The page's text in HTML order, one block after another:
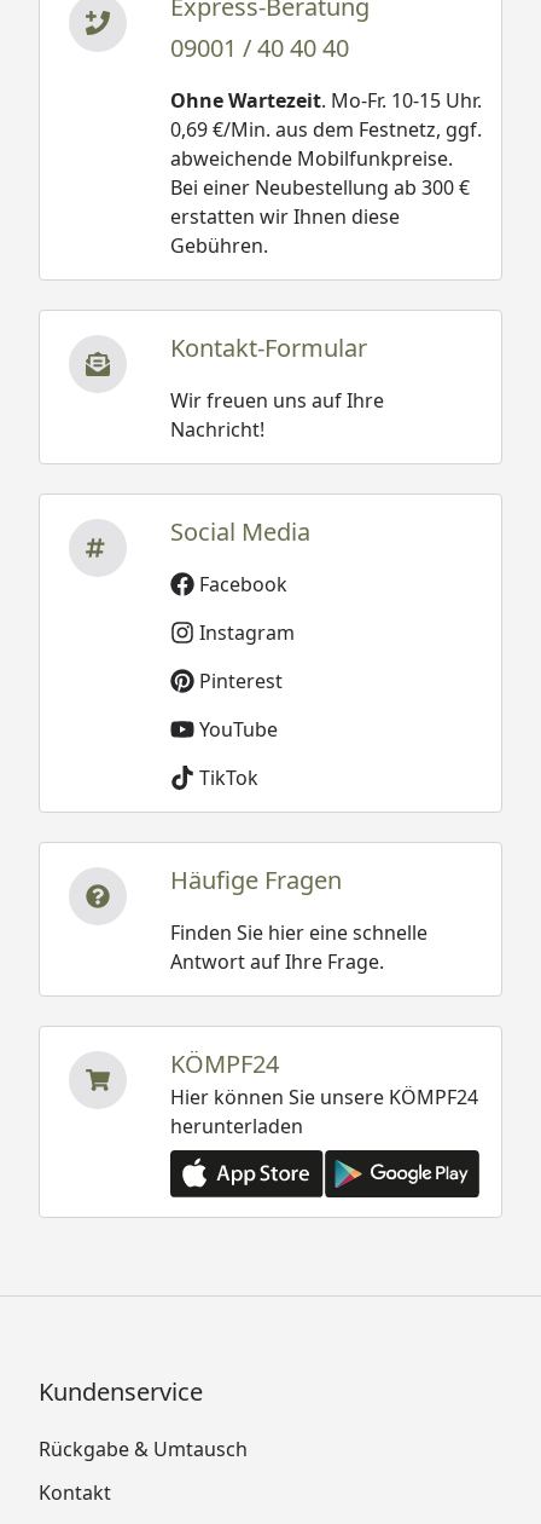
09001 / 40 40 40
Ohne Wartezeit. Mo-Fr. 10-15 Uhr.
0,69 €/Min. aus dem Festnetz, ggf.
abweichende Mobilfunkpreise.
Bei einer Neubestellung ab 300 €
erstatten wir Ihnen diese
Gebühren.
Kontakt-Formular
Wir freuen uns auf Ihre
Nachricht!
Social Media
Facebook
Instagram
Pinterest
YouTube
TikTok
Häufige Fragen
Finden Sie hier eine schnelle
Antwort auf Ihre Frage.
KÖMPF24
Hier können Sie unsere KÖMPF24
herunterladen
Kundenservice
Rückgabe & Umtausch
Kontakt